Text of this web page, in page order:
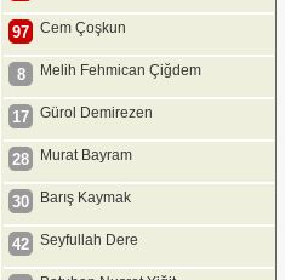
97 Cem Çoşkun
8 Melih Fehmican Çiğdem
17 Gürol Demirezen
28 Murat Bayram
30 Barış Kaymak
42 Seyfullah Dere